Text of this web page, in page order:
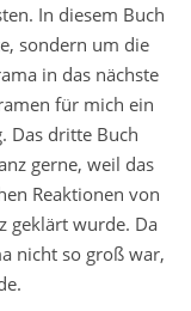
In diesem Buch
sondern um die
in das nächste
für mich ein
Das dritte Buch
gerne, weil das
Reaktionen von
geklärt wurde. Da
nicht so groß war,